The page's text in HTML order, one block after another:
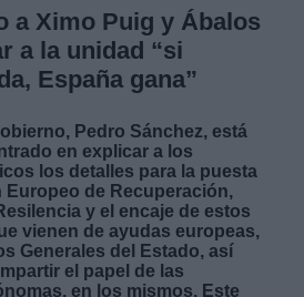
a Ximo Puig y Ábalos
a la unidad “si
España gana”
Pedro Sánchez, está
en explicar a los
los detalles para la puesta
Europeo de Recuperación,
y el encaje de estos
vienen de ayudas europeas,
Generales del Estado, así
el papel de las
en los mismos. Este